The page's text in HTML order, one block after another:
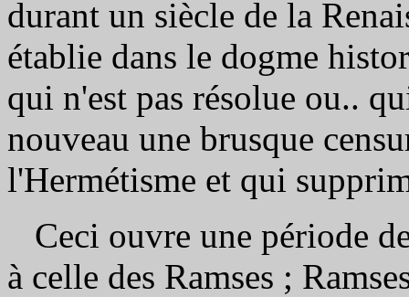
durant un siècle de la
établie dans le dogme
qui n'est pas résolue ou..
nouveau une brusque
l'Hermétisme et qui
Ceci ouvre une période
à celle des Ramses ;